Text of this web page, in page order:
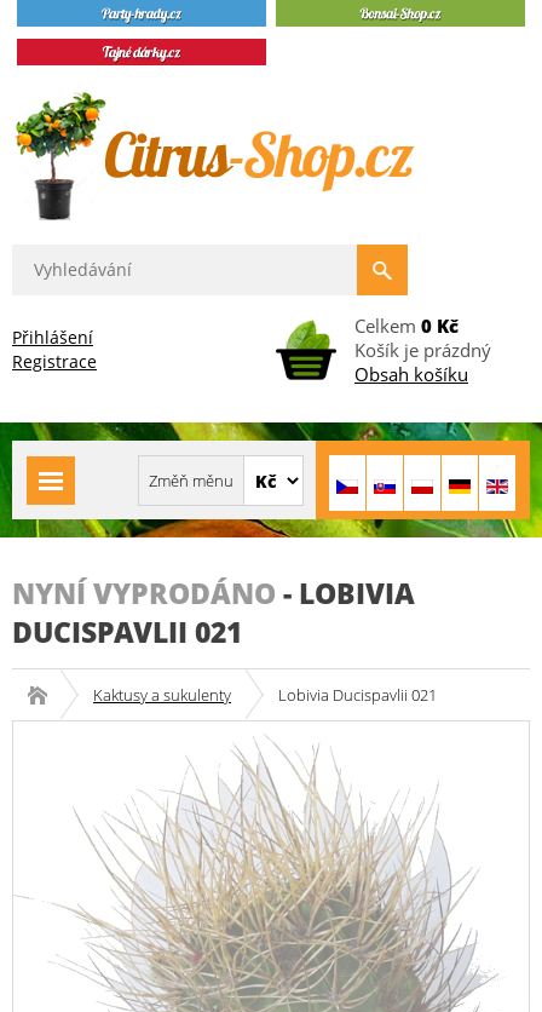
Přihlášení
Registrace
Celkem 0 Kč
Košík je prázdný
Obsah košíku
NYNÍ VYPRODÁNO - LOBIVIA
DUCISPAVLII 021
Kaktusy a sukulenty Lobivia Ducispavlii 021